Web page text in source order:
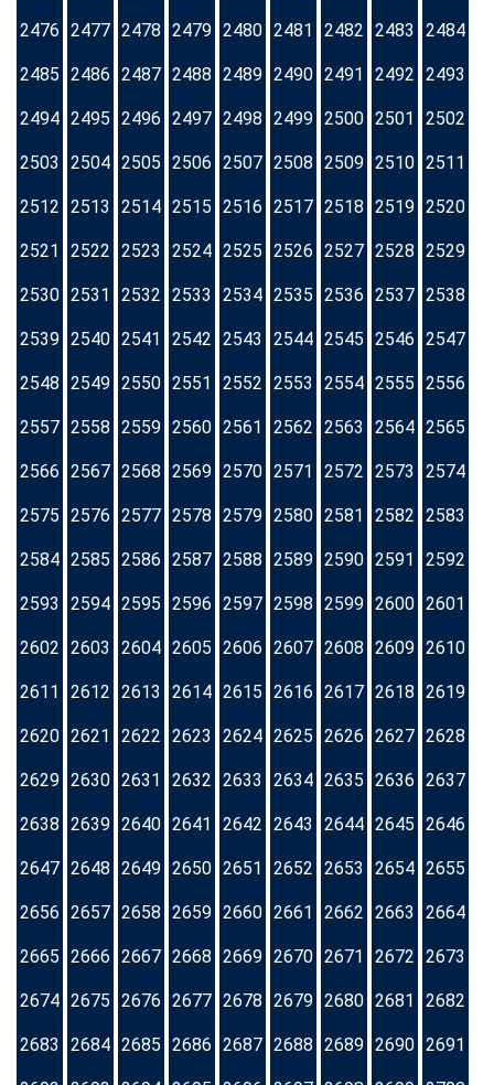
2476 2477 2478 2479 2480 2481 2482 2483 2484
2485 2486 2487 2488 2489 2490 2491 2492 2493
2494 2495 2496 2497 2498 2499 2500 2501 2502
2503 2504 2505 2506 2507 2508 2509 2510 2511
2512 2513 2514 2515 2516 2517 2518 2519 2520
2521 2522 2523 2524 2525 2526 2527 2528 2529
2530 2531 2532 2533 2534 2535 2536 2537 2538
2539 2540 2541 2542 2543 2544 2545 2546 2547
2548 2549 2550 2551 2552 2553 2554 2555 2556
2557 2558 2559 2560 2561 2562 2563 2564 2565
2566 2567 2568 2569 2570 2571 2572 2573 2574
2575 2576 2577 2578 2579 2580 2581 2582 2583
2584 2585 2586 2587 2588 2589 2590 2591 2592
2593 2594 2595 2596 2597 2598 2599 2600 2601
2602 2603 2604 2605 2606 2607 2608 2609 2610
2611 2612 2613 2614 2615 2616 2617 2618 2619
2620 2621 2622 2623 2624 2625 2626 2627 2628
2629 2630 2631 2632 2633 2634 2635 2636 2637
2638 2639 2640 2641 2642 2643 2644 2645 2646
2647 2648 2649 2650 2651 2652 2653 2654 2655
2656 2657 2658 2659 2660 2661 2662 2663 2664
2665 2666 2667 2668 2669 2670 2671 2672 2673
2674 2675 2676 2677 2678 2679 2680 2681 2682
2683 2684 2685 2686 2687 2688 2689 2690 2691